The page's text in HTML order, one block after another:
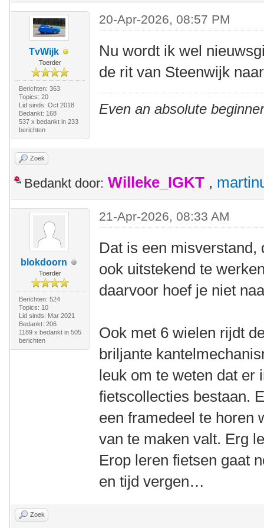
TvWijk
Toerder
Berichten: 363
Topics: 20
Lid sinds: Oct 2018
Bedankt: 168
537 x bedankt in 233
berichten
20-Apr-2026, 08:57 PM
Nu wordt ik wel
de rit van Steenwijk
Even an absolute
Zoek
Bedankt door: Willeke_IGKT ,
blokdoorn
Toerder
Berichten: 524
Topics: 10
Lid sinds: Mar 2021
Bedankt: 206
1189 x bedankt in 505
berichten
21-Apr-2026, 08:33 AM
Dat is een
ook uitstekend te
daarvoor hoef je niet
Ook met 6 wielen rijdt
briljante
leuk om te weten dat er
fietscollecties bestaan.
een framedeel te horen
van te maken valt. Erg
Erop leren fietsen gaat
en tijd vergen…
Zoek